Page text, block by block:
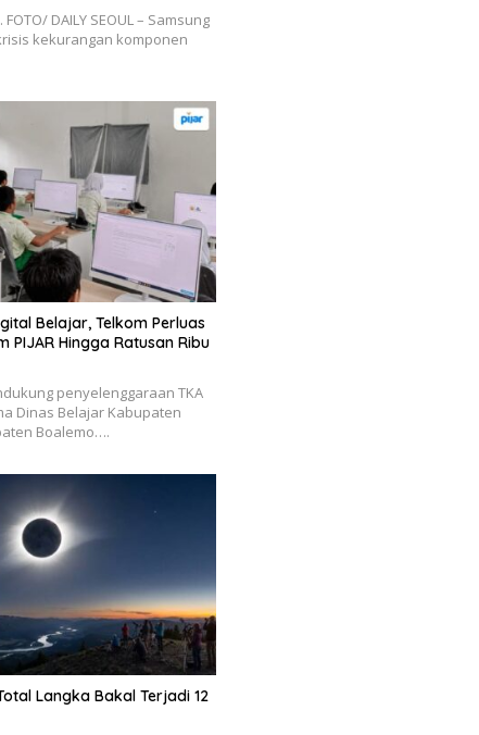
DAILY SEOUL – Samsung
kekurangan komponen
Belajar, Telkom Perluas
PIJAR Hingga Ratusan Ribu
penyelenggaraan TKA
Dinas Belajar Kabupaten
Boalemo….
Langka Bakal Terjadi 12